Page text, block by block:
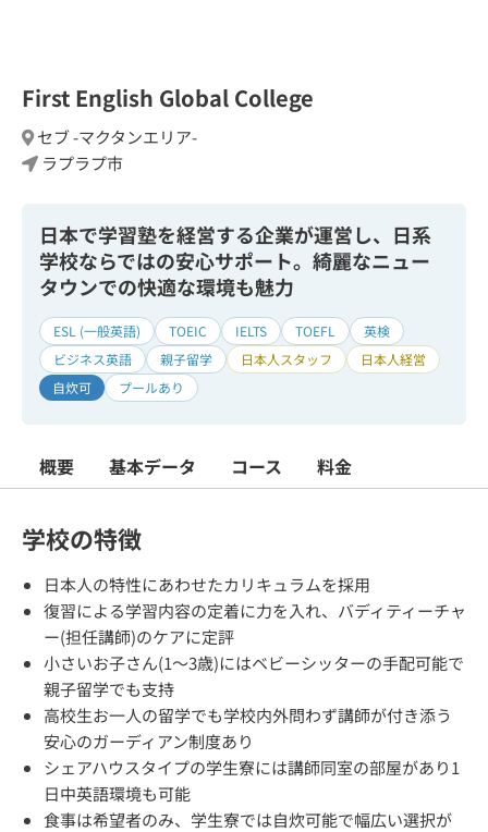
First English Global College
セブ -マクタンエリア-
ラプラプ市
日本で学習塾を経営する企業が運営し、日系
学校ならではの安心サポート。綺麗なニュー
タウンでの快適な環境も魅力
ESL (一般英語) TOEIC IELTS TOEFL
英検
ビジネス英語
親子留学 日本人スタッフ
日本人経営
自炊可
プールあり
概要 基本データ コース 料金
学校の特徴
日本人の特性にあわせたカリキュラムを採用
復習による学習内容の定着に力を入れ、バディティーチャ
ー(担任講師)のケアに定評
小さいお子さん(1～3歳)にはベビーシッターの手配可能で
親子留学でも支持
高校生お一人の留学でも学校内外問わず講師が付き添う
安心のガーディアン制度あり
シェアハウスタイプの学生寮には講師同室の部屋があり1
日中英語環境も可能
食事は希望者のみ、学生寮では自炊可能で幅広い選択が